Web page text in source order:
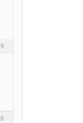
9
8